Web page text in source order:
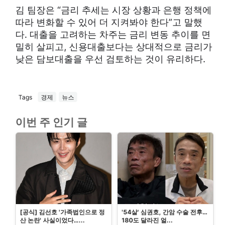
김 팀장은 “금리 추세는 시장 상황과 은행 정책에
따라 변화할 수 있어 더 지켜봐야 한다”고 말했
다. 대출을 고려하는 차주는 금리 변동 추이를 면
밀히 살피고, 신용대출보다는 상대적으로 금리가
낮은 담보대출을 우선 검토하는 것이 유리하다.
Tags 경제 뉴스
이번 주 인기 글
[공식] 김선호 '가족법인으로 정
산 논란' 사실이었다…...
'54살' 심권호, 간암 수술 전후…
180도 달라진 얼...